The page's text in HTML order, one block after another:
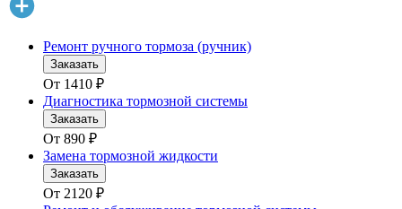
Ремонт ручного тормоза (ручник)
Заказать
От 1410 ₽
Диагностика тормозной системы
Заказать
От 890 ₽
Замена тормозной жидкости
Заказать
От 2120 ₽